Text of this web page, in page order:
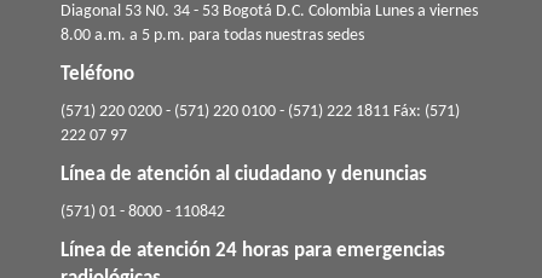
​​​Diagonal 53 N0. 34 - 53 Bogotá D.C. Colombia Lunes a viernes
8.00 a.m. a 5 p.m. para todas nuestras sedes
Teléfono
(571) 220 0200 - (571) 220 0100 - (571) 222 1811 Fáx: (571)
222 07 97
Línea de atención al ciudadano y denuncias
(571) 01 - 8000 - 110842
Línea de atención 24 horas para emergencias